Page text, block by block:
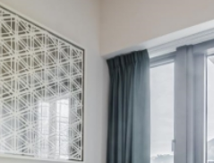
新升級 五組數據見證文儒沉
國政協委員考察團來瓊考察
舊換新帶動消費約18億元
去年合計營收2.58萬億 利潤
活動解鎖閱讀新玩法